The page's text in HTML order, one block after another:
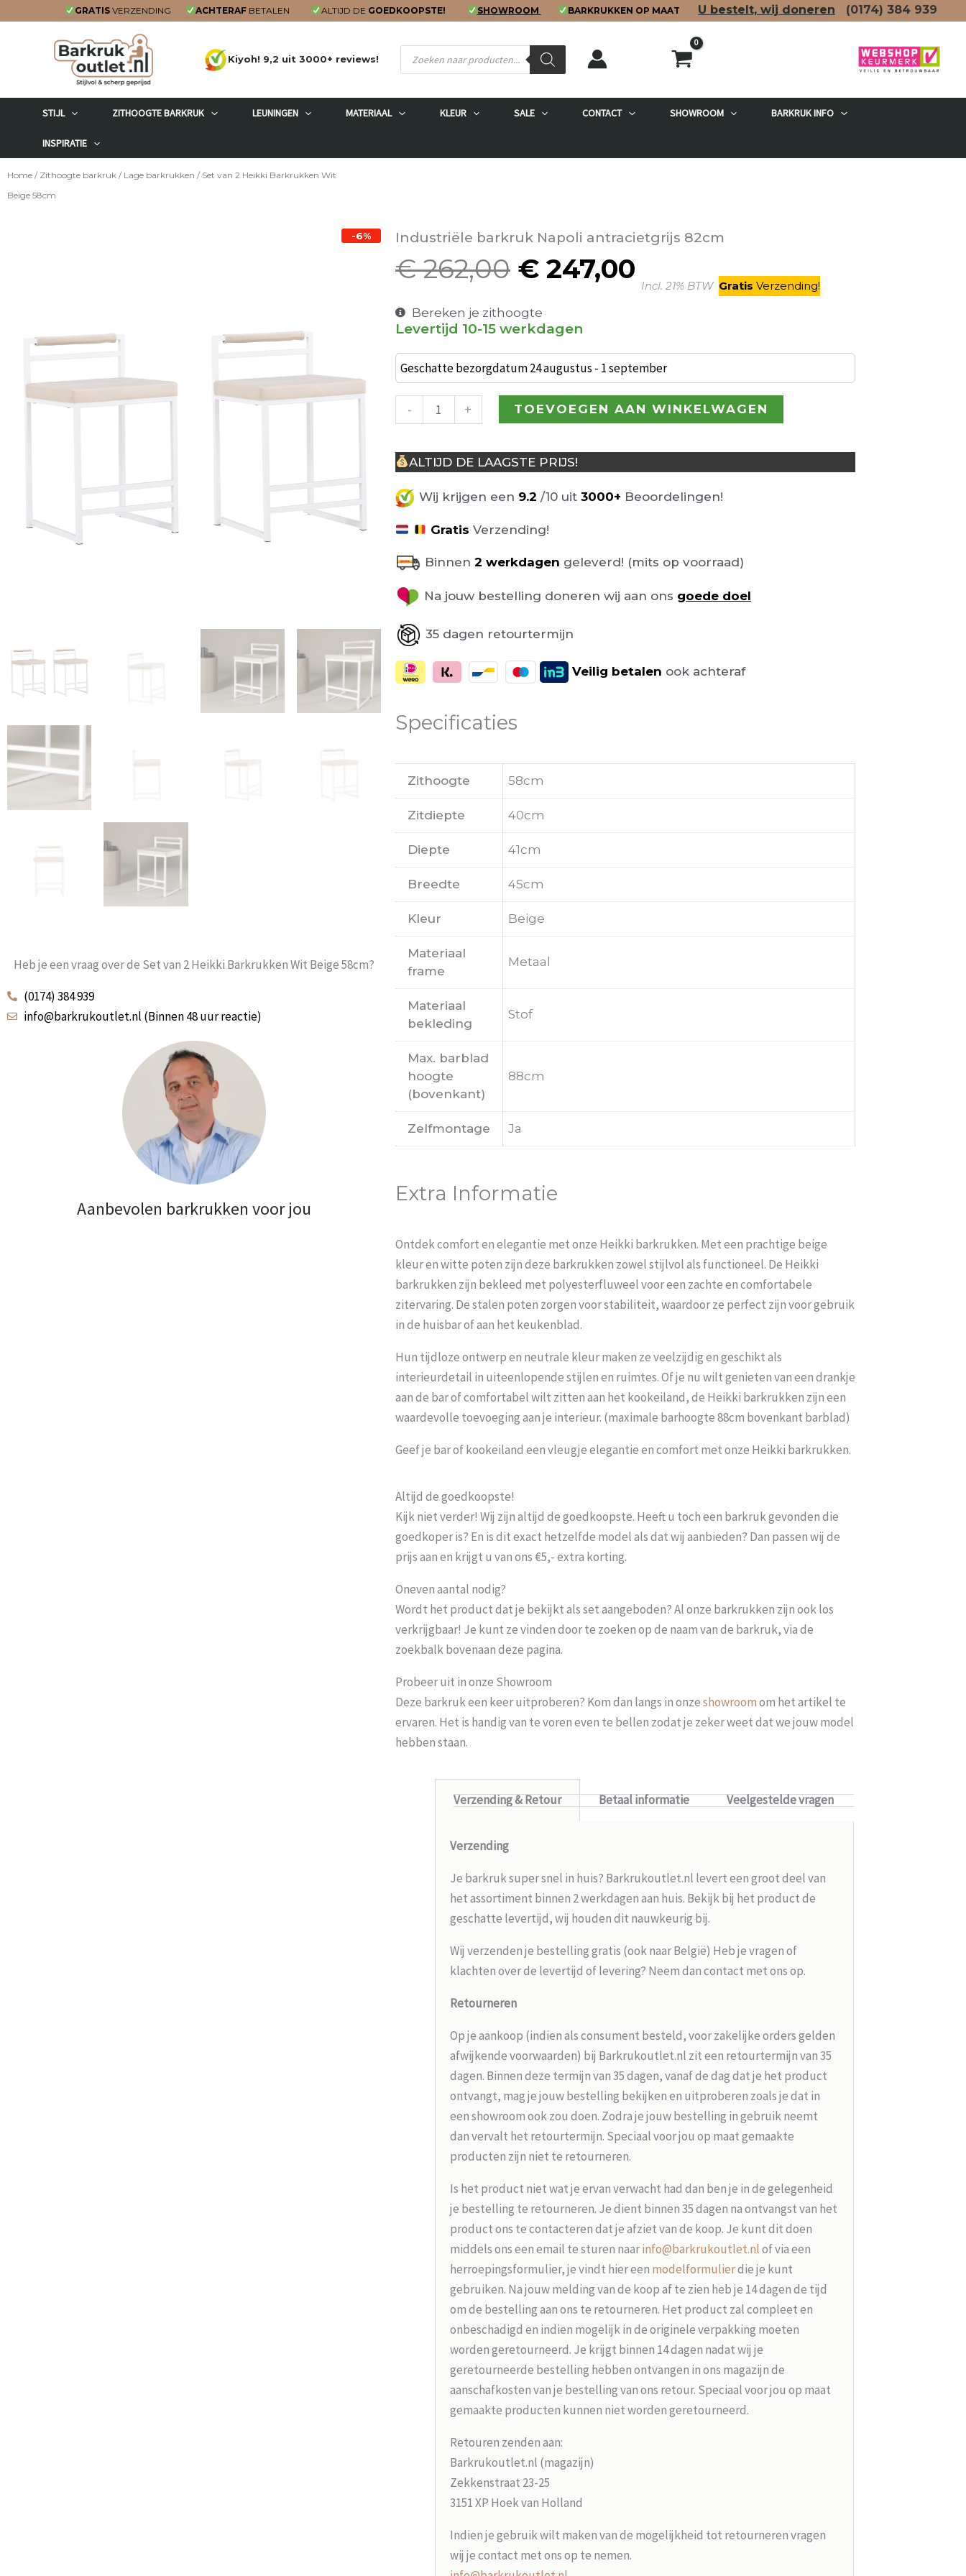
GRATIS VERZENDING ACHTERAF BETALEN ALTIJD DE GOEDKOOPSTE! SHOWROOM BARKRUKKEN OP MAAT U bestelt, wij doneren (0174) 384 939
Kiyoh! 9,2 uit 3000+ reviews!
Producten
zoeken
STIJL ZITHOOGTE BARKRUK LEUNINGEN MATERIAAL KLEUR SALE CONTACT SHOWROOM BARKRUK INFO
INSPIRATIE
Home / Zithoogte barkruk / Lage barkrukken / Set van 2 Heikki Barkrukken Wit
Beige 58cm
-6%
Heb je een vraag over de Set van 2 Heikki Barkrukken Wit Beige 58cm?
(0174) 384 939
info@barkrukoutlet.nl (Binnen 48 uur reactie)
Aanbevolen barkrukken voor jou
Industriële barkruk Napoli antracietgrijs 82cm
€262,00 Oorspronkelijke
was:
€ 262,00.
€ 247,00 Huidige
prijs
Incl. 21% BTW Gratis Verzending!
Bereken je zithoogte
Levertijd 10-15 werkdagen
Geschatte bezorgdatum 24 augustus - 1 september
-
van
2
Barkrukken
Beige
aantal
+ TOEVOEGEN AAN WINKELWAGEN
ALTIJD DE LAAGSTE PRIJS!
Wij krijgen een 9.2 /10 uit 3000+ Beoordelingen!
Gratis Verzending!
Binnen 2 werkdagen geleverd! (mits op voorraad)
Na jouw bestelling doneren wij aan ons goede doel
35 dagen retourtermijn
Veilig betalen ook achteraf
Specificaties
Zithoogte 58cm
Zitdiepte 40cm
Diepte 41cm
Breedte 45cm
Kleur Beige
Materiaal
frame
Metaal
Materiaal
bekleding
Stof
Max. barblad
hoogte
(bovenkant)
88cm
Zelfmontage Ja
Extra Informatie
Ontdek comfort en elegantie met onze Heikki barkrukken. Met een prachtige beige
kleur en witte poten zijn deze barkrukken zowel stijlvol als functioneel. De Heikki
barkrukken zijn bekleed met polyesterfluweel voor een zachte en comfortabele
zitervaring. De stalen poten zorgen voor stabiliteit, waardoor ze perfect zijn voor gebruik
in de huisbar of aan het keukenblad.
Hun tijdloze ontwerp en neutrale kleur maken ze veelzijdig en geschikt als
interieurdetail in uiteenlopende stijlen en ruimtes. Of je nu wilt genieten van een drankje
aan de bar of comfortabel wilt zitten aan het kookeiland, de Heikki barkrukken zijn een
waardevolle toevoeging aan je interieur. (maximale barhoogte 88cm bovenkant barblad)
Geef je bar of kookeiland een vleugje elegantie en comfort met onze Heikki barkrukken.
Altijd de goedkoopste!
Kijk niet verder! Wij zijn altijd de goedkoopste. Heeft u toch een barkruk gevonden die
goedkoper is? En is dit exact hetzelfde model als dat wij aanbieden? Dan passen wij de
prijs aan en krijgt u van ons €5,- extra korting.
Oneven aantal nodig?
Wordt het product dat je bekijkt als set aangeboden? Al onze barkrukken zijn ook los
verkrijgbaar! Je kunt ze vinden door te zoeken op de naam van de barkruk, via de
zoekbalk bovenaan deze pagina.
Probeer uit in onze Showroom
Deze barkruk een keer uitproberen? Kom dan langs in onzeshowroomom het artikel te
ervaren. Het is handig van te voren even te bellen zodat je zeker weet dat we jouw model
hebben staan.
Verzending & Retour Betaal informatie Veelgestelde vragen
Verzending
Je barkruk super snel in huis? Barkrukoutlet.nl levert een groot deel van
het assortiment binnen 2 werkdagen aan huis. Bekijk bij het product de
geschatte levertijd, wij houden dit nauwkeurig bij.
Wij verzenden je bestelling gratis (ook naar België) Heb je vragen of
klachten over de levertijd of levering? Neem dan contact met ons op.
Retourneren
Op je aankoop (indien als consument besteld, voor zakelijke orders gelden
afwijkende voorwaarden) bij Barkrukoutlet.nl zit een retourtermijn van 35
dagen. Binnen deze termijn van 35 dagen, vanaf de dag dat je het product
ontvangt, mag je jouw bestelling bekijken en uitproberen zoals je dat in
een showroom ook zou doen. Zodra je jouw bestelling in gebruik neemt
dan vervalt het retourtermijn. Speciaal voor jou op maat gemaakte
producten zijn niet te retourneren.
Is het product niet wat je ervan verwacht had dan ben je in de gelegenheid
je bestelling te retourneren. Je dient binnen 35 dagen na ontvangst van het
product ons te contacteren dat je afziet van de koop. Je kunt dit doen
middels ons een email te sturen naarinfo@barkrukoutlet.nlof via een
herroepingsformulier, je vindt hier een modelformulierdie je kunt
gebruiken. Na jouw melding van de koop af te zien heb je 14 dagen de tijd
om de bestelling aan ons te retourneren. Het product zal compleet en
onbeschadigd en indien mogelijk in de originele verpakking moeten
worden geretourneerd. Je krijgt binnen 14 dagen nadat wij je
geretourneerde bestelling hebben ontvangen in ons magazijn de
aanschafkosten van je bestelling van ons retour. Speciaal voor jou op maat
gemaakte producten kunnen niet worden geretourneerd.
Retouren zenden aan:
Barkrukoutlet.nl (magazijn)
Zekkenstraat 23-25
3151 XP Hoek van Holland
Indien je gebruik wilt maken van de mogelijkheid tot retourneren vragen
wij je contact met ons op te nemen.